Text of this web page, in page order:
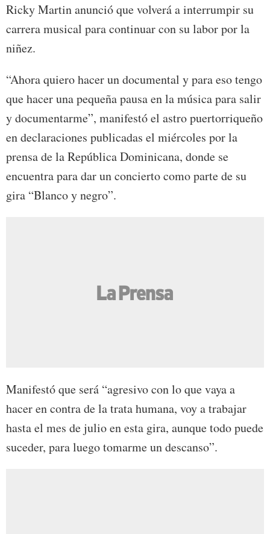
Ricky Martin anunció que volverá a interrumpir su
carrera musical para continuar con su labor por la
niñez.
“Ahora quiero hacer un documental y para eso tengo
que hacer una pequeña pausa en la música para salir
y documentarme”, manifestó el astro puertorriqueño
en declaraciones publicadas el miércoles por la
prensa de la República Dominicana, donde se
encuentra para dar un concierto como parte de su
gira “Blanco y negro”.
Manifestó que será “agresivo con lo que vaya a
hacer en contra de la trata humana, voy a trabajar
hasta el mes de julio en esta gira, aunque todo puede
suceder, para luego tomarme un descanso”.